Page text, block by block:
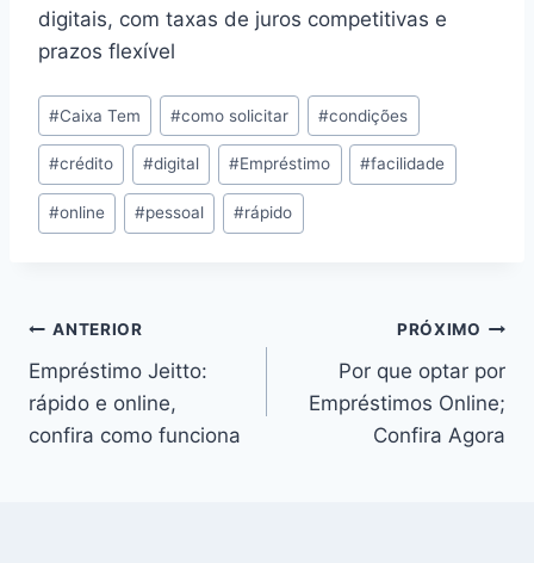
digitais, com taxas de juros competitivas e
prazos flexível
Tags
do
Post:
#Caixa Tem #como solicitar #condições
#crédito #digital #Empréstimo #facilidade
#online #pessoal #rápido
Navegação
de
Post
ANTERIOR
Empréstimo Jeitto:
rápido e online,
confira como funciona
PRÓXIMO
Por que optar por
Empréstimos Online;
Confira Agora